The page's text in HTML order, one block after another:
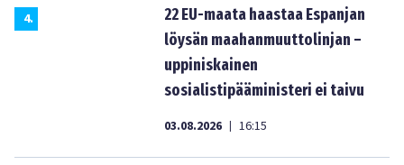
4.
22 EU-maata haastaa Espanjan
löysän maahanmuuttolinjan –
uppiniskainen
sosialistipääministeri ei taivu
03.08.2026 | 16:15